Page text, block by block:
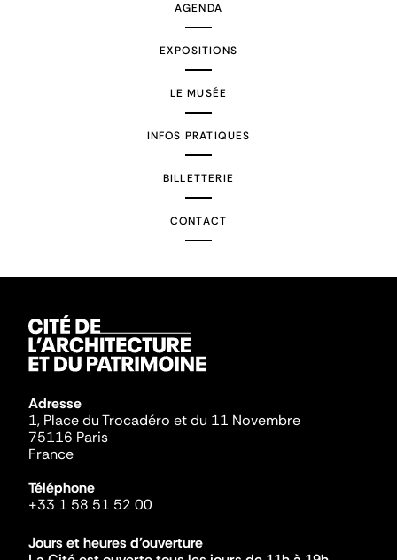
AGENDA
EXPOSITIONS
LE MUSÉE
INFOS PRATIQUES
BILLETTERIE
CONTACT
Adresse
1, Place du Trocadéro et du 11 Novembre
75116 Paris
France
Téléphone
+33 1 58 51 52 00
Jours et heures d'ouverture